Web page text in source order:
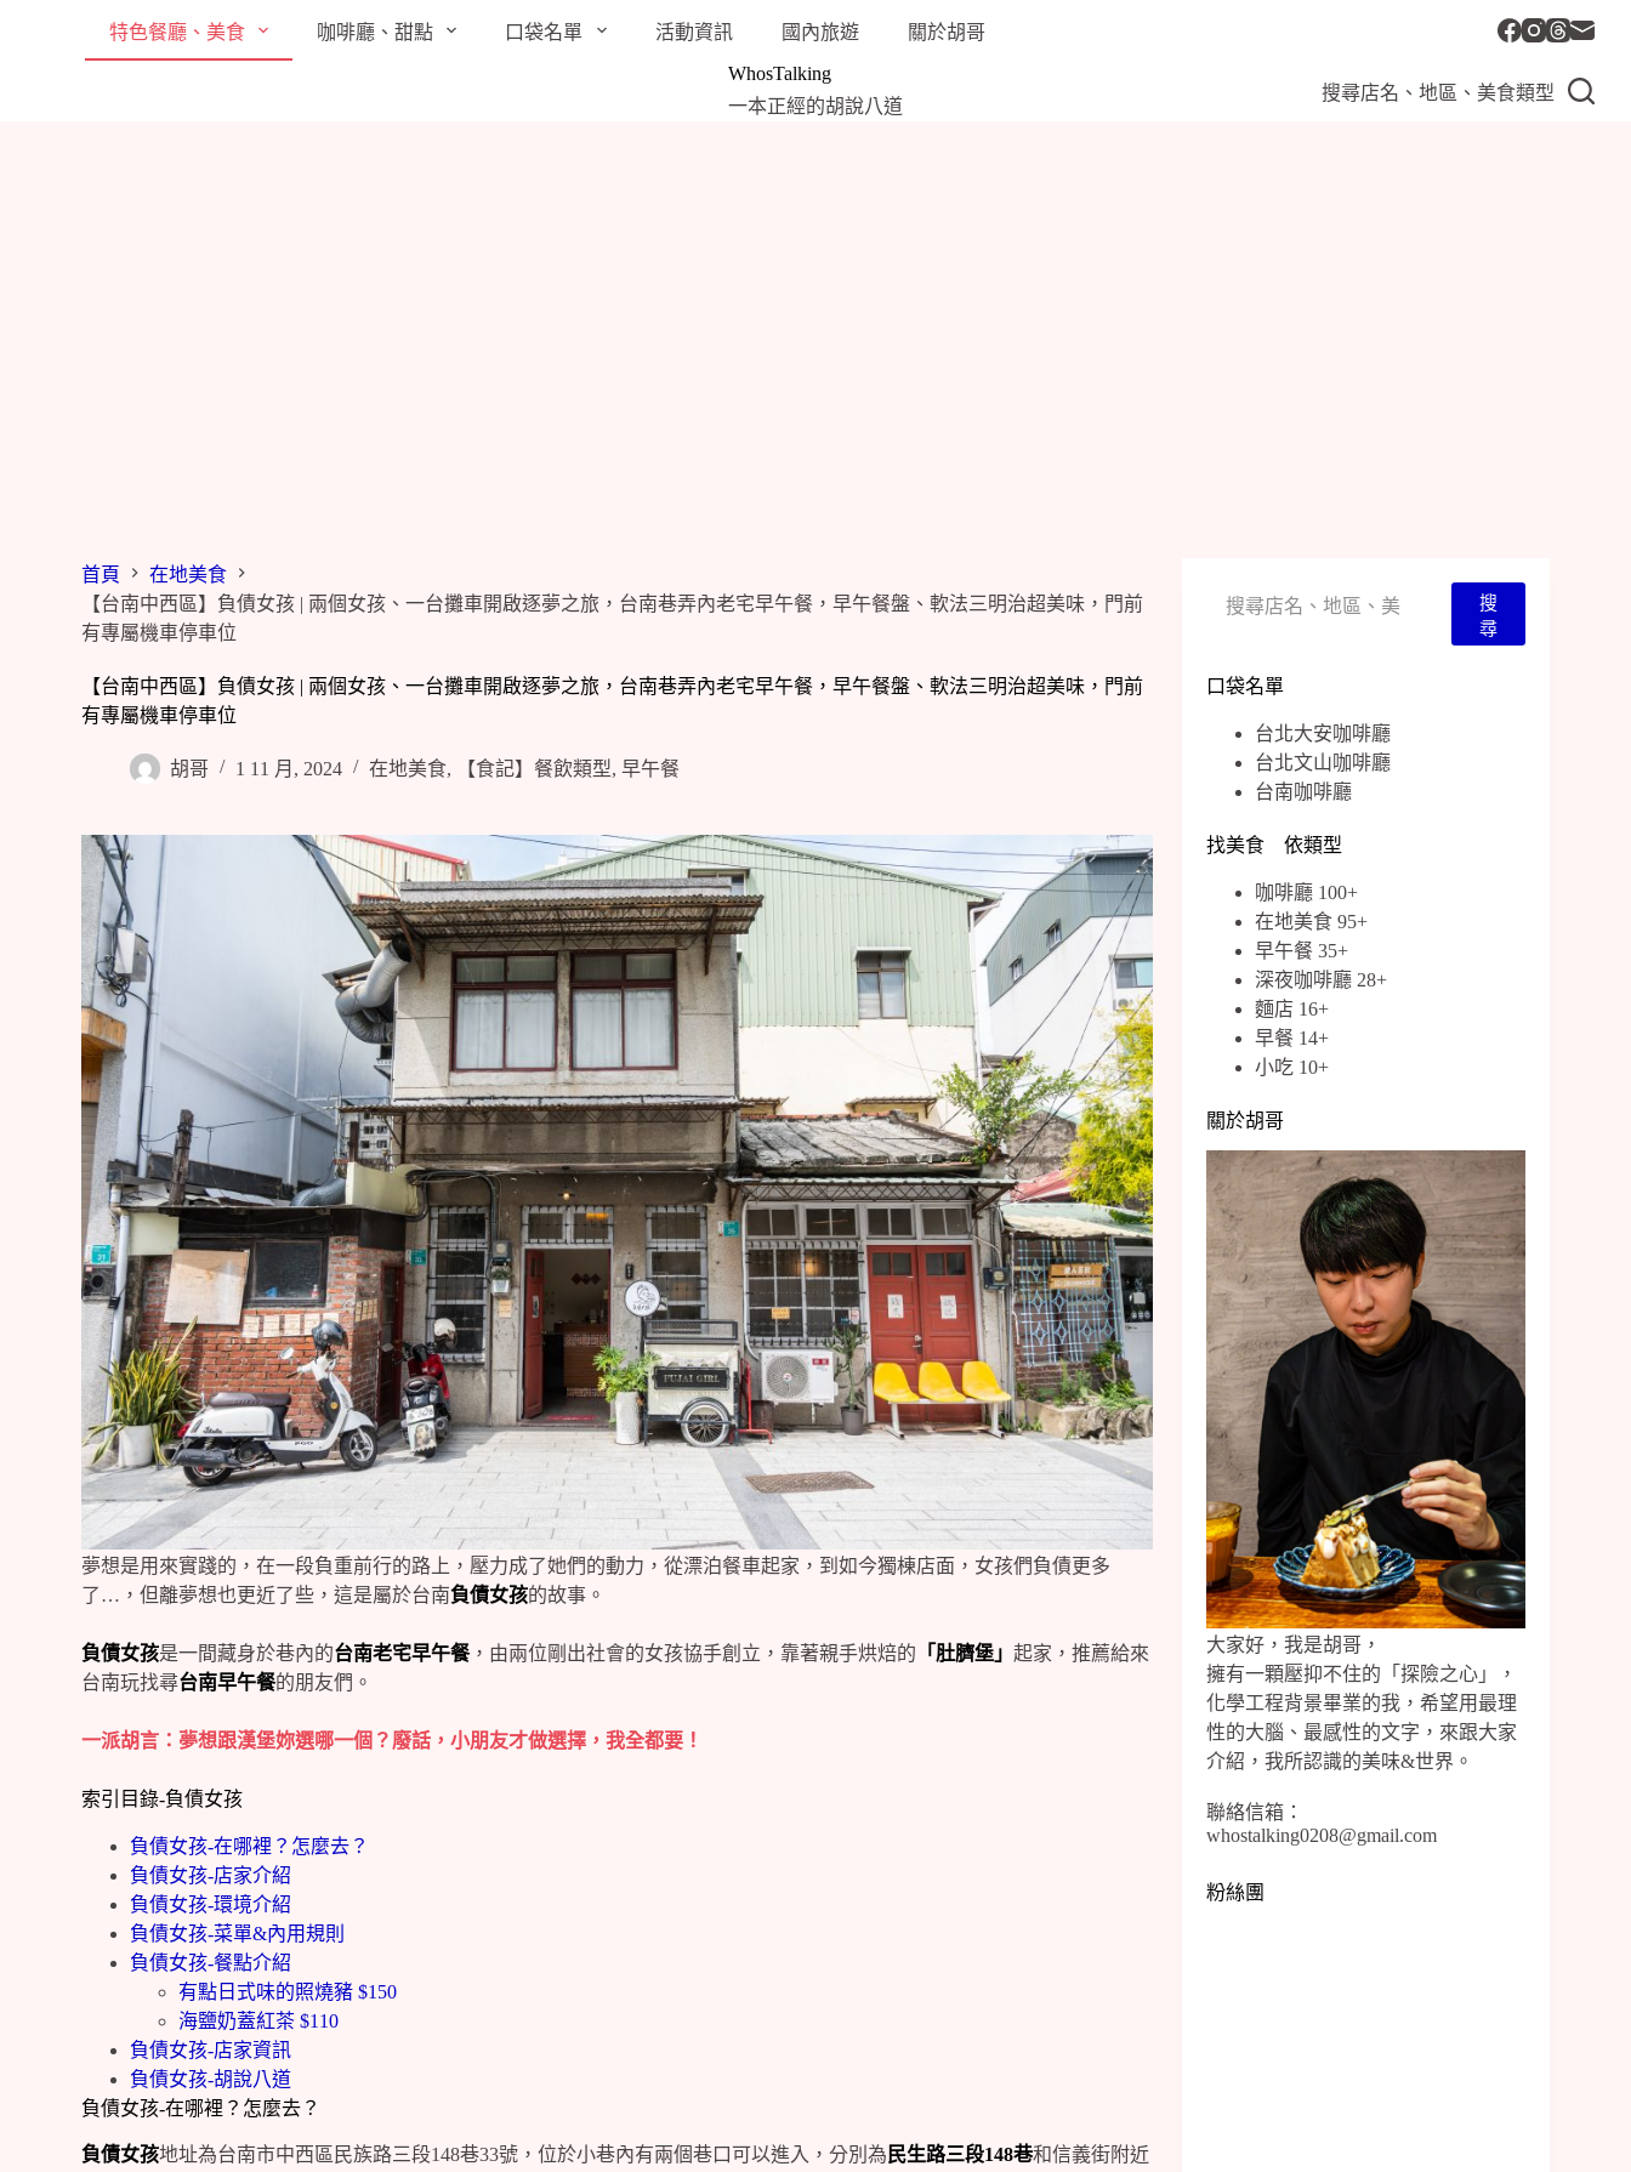
特色餐廳、美食 咖啡廳、甜點 口袋名單 活動資訊 國內旅遊
關於胡哥
WhosTalking
一本正經的胡說八道
搜尋店名、地區、美食類型
首頁
在地美食
【台南中西區】負債女孩 | 兩個女孩、一台攤車開啟逐夢之旅，台南巷弄內老宅早午餐，早午餐盤、軟法三明治超美味，門前
有專屬機車停車位
【台南中西區】負債女孩 | 兩個女孩、一台攤車開啟逐夢之旅，台南巷弄內老宅早午餐，早午餐盤、軟法三明治超美味，門前
有專屬機車停車位
胡哥 1 11 月, 2024 在地美食, 【食記】餐飲類型,早午餐
夢想是用來實踐的，在一段負重前行的路上，壓力成了她們的動力，從漂泊餐車起家，到如今獨棟店面，女孩們負債更多
了…，但離夢想也更近了些，這是屬於台南負債女孩的故事。
負債女孩是一間藏身於巷內的台南老宅早午餐，由兩位剛出社會的女孩協手創立，靠著親手烘焙的 「肚臍堡」起家，推薦給來
台南玩找尋台南早午餐的朋友們。
一派胡言：夢想跟漢堡妳選哪一個？廢話，小朋友才做選擇，我全都要！
索引目錄-負債女孩
負債女孩-在哪裡？怎麼去？
負債女孩-店家介紹
負債女孩-環境介紹
負債女孩-菜單&內用規則
負債女孩-餐點介紹
有點日式味的照燒豬 $150
海鹽奶蓋紅茶 $110
負債女孩-店家資訊
負債女孩-胡說八道
負債女孩-在哪裡？怎麼去？
負債女孩地址為台南市中西區民族路三段148巷33號，位於小巷內有兩個巷口可以進入，分別為 民生路三段148巷和信義街附近
搜
尋
口袋名單
台北大安咖啡廳
台北文山咖啡廳
台南咖啡廳
找美食 依類型
咖啡廳 100+
在地美食 95+
早午餐 35+
深夜咖啡廳 28+
麵店 16+
早餐 14+
小吃 10+
關於胡哥
大家好，我是胡哥，
擁有一顆壓抑不住的「探險之心」，
化學工程背景畢業的我，希望用最理
性的大腦、最感性的文字，來跟大家
介紹，我所認識的美味&世界。
聯絡信箱：
whostalking0208@gmail.com
粉絲團